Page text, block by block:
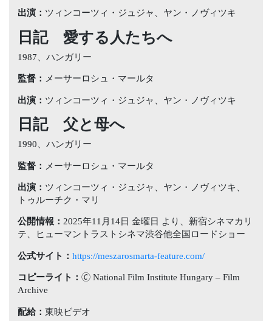
出演： ツィンコーツィ・ジュジャ、ヤン・ノヴィツキ
日記 愛する人たちへ
1987、ハンガリー
監督： メーサーロシュ・マールタ
出演： ツィンコーツィ・ジュジャ、ヤン・ノヴィツキ
日記 父と母へ
1990、ハンガリー
監督： メーサーロシュ・マールタ
出演： ツィンコーツィ・ジュジャ、ヤン・ノヴィツキ、
トゥルーチク・マリ
公開情報：2025年11月14日 金曜日 より、新宿シネマカリ
テ、ヒューマントラストシネマ渋谷他全国ロードショー
公式サイト：https://meszarosmarta-feature.com/
コピーライト：🄫 National Film Institute Hungary – Film
Archive
配給：東映ビデオ